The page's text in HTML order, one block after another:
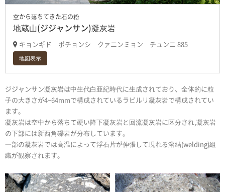
空から落ちてきた石の粉
地蔵山(ジジャンサン)凝灰岩
キョンギド ポチョンシ クァニンミョン チュンニ 885
地図表示
ジジャンサン凝灰岩は中生代白亜紀時代に生成されており、全体的に粒
子の大きさが4~64mmで構成されているラピルリ凝灰岩で構成されてい
ます。
凝灰岩は空中から落ちて硬い降下凝灰岩と回流凝灰岩に区分され,凝灰岩
の下部には新西角礫岩が分布しています。
一部の凝灰岩では高温によって浮石片が伸張して現れる溶結(welding)組
織が観察されます。